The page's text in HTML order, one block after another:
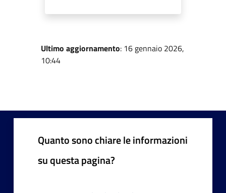
Ultimo aggiornamento: 16 gennaio 2026,
10:44
Quanto sono chiare le informazioni
su questa pagina?